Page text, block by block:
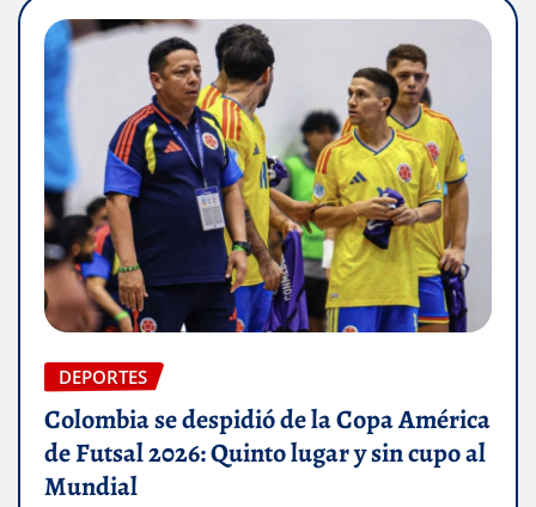
DEPORTES
Colombia se despidió de la Copa América
de Futsal 2026: Quinto lugar y sin cupo al
Mundial